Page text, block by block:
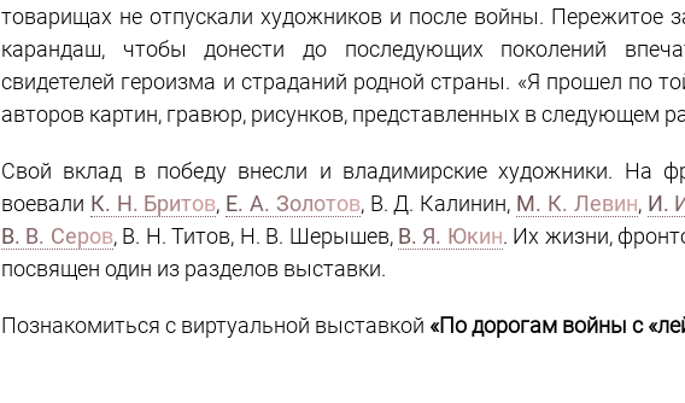
товарищах не отпускали художников и после войны. Пережитое
карандаш, чтобы донести до последующих поколений
свидетелей героизма и страданий родной страны. «Я прошел по
авторов картин, гравюр, рисунков, представленных в следующем
Свой вклад в победу внесли и владимирские художники. На
воевали К. Н. Бритов, Е. А. Золотов, В. Д. Калинин, М. К. Левин, И.
В. В. Серов, В. Н. Титов, Н. В. Шерышев, В. Я. Юкин. Их жизни,
посвящен один из разделов выставки.
Познакомиться с виртуальной выставкой «По дорогам войны с